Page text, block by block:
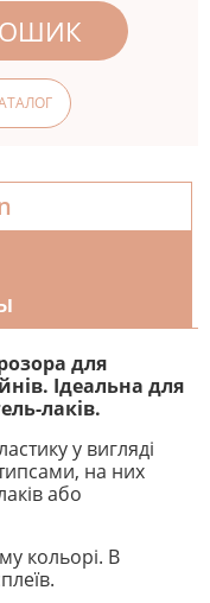
для
Ідеальна для
лаків.
у вигляді
на них
або
кольорі. В